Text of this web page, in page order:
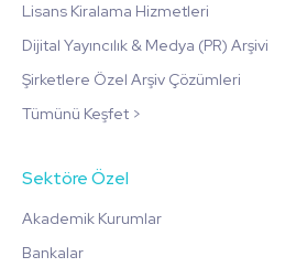
Lisans Kiralama Hizmetleri
Dijital Yayıncılık & Medya (PR) Arşivi
Şirketlere Özel Arşiv Çözümleri
Tümünü Keşfet >
Sektöre Özel
Akademik Kurumlar
Bankalar